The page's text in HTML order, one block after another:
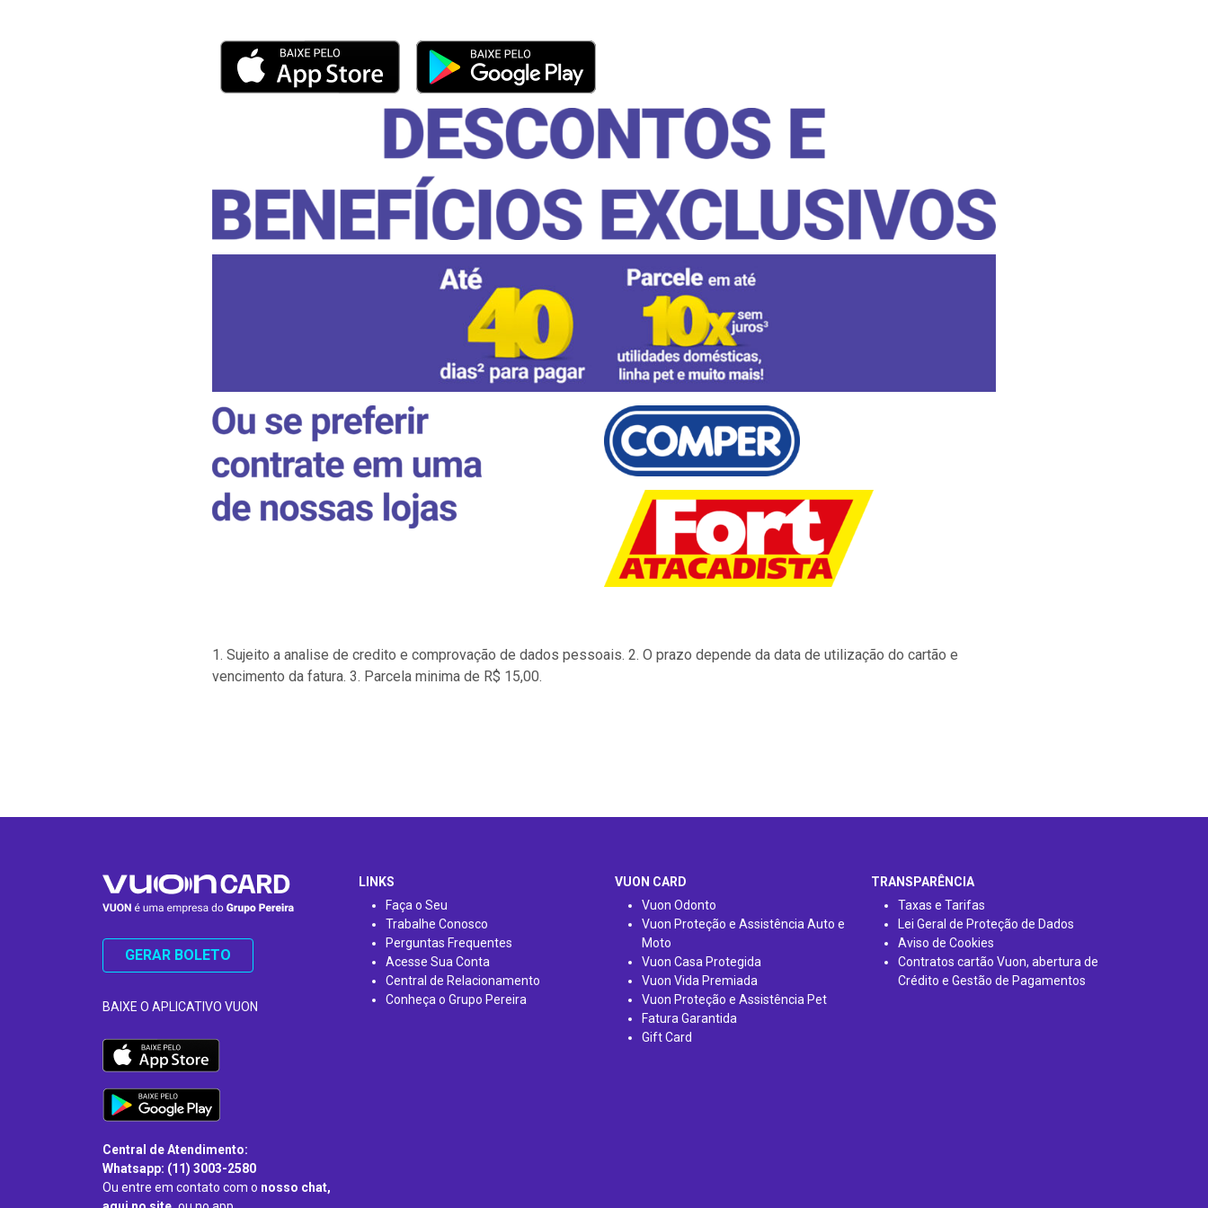
1. Sujeito a analise de credito e comprovação de dados pessoais. 2. O prazo depende da data de utilização do cartão e
vencimento da fatura. 3. Parcela minima de R$ 15,00.
GERAR BOLETO
BAIXE O APLICATIVO VUON
Central de Atendimento:
Whatsapp: (11) 3003-2580
Ou entre em contato com o nosso chat,
LINKS
Faça o Seu
Trabalhe Conosco
Perguntas Frequentes
Acesse Sua Conta
Central de Relacionamento
Conheça o Grupo Pereira
VUON CARD
Vuon Odonto
Vuon Proteção e Assistência Auto e
Moto
Vuon Casa Protegida
Vuon Vida Premiada
Vuon Proteção e Assistência Pet
Fatura Garantida
Gift Card
TRANSPARÊNCIA
Taxas e Tarifas
Lei Geral de Proteção de Dados
Aviso de Cookies
Contratos cartão Vuon, abertura de
Crédito e Gestão de Pagamentos